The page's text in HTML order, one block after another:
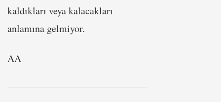
kaldıkları veya kalacakları
anlamına gelmiyor.
AA